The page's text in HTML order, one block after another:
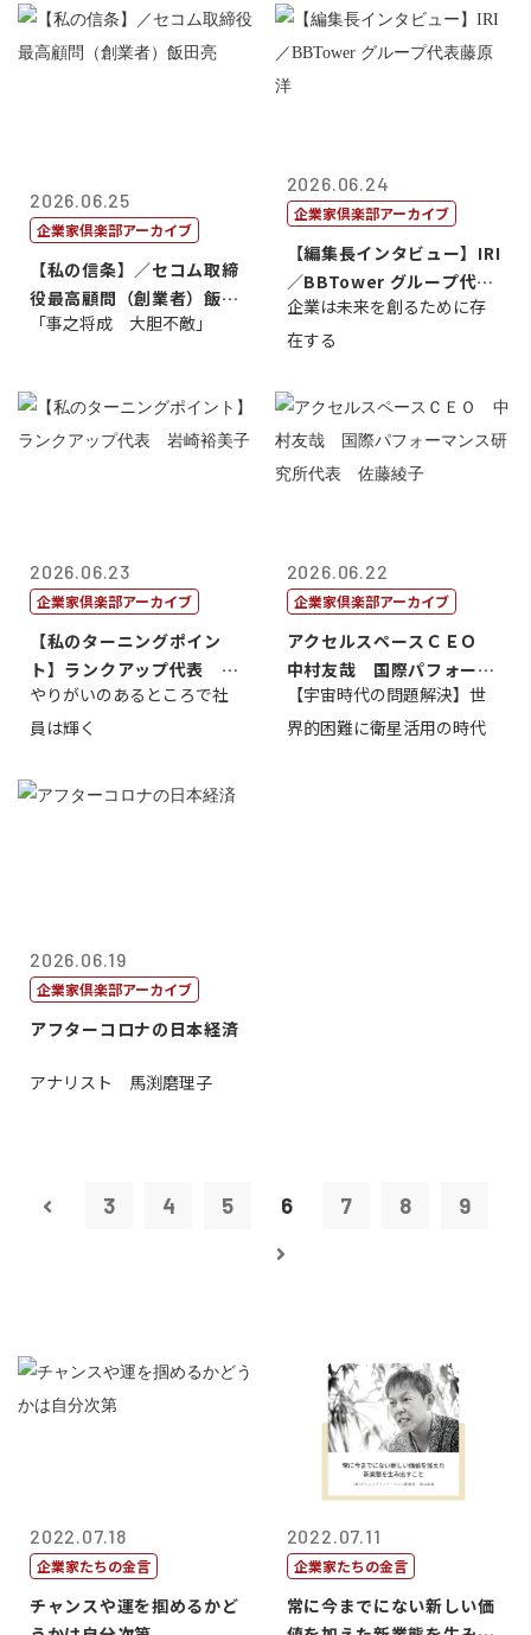
2026.06.25
企業家倶楽部アーカイブ
【私の信条】／セコム取締
役最高顧問（創業者）飯田
亮
「事之将成 大胆不敵」
2026.06.24
企業家倶楽部アーカイブ
【編集長インタビュー】IRI
／BBTower グループ代表
藤...
企業は未来を創るために存
在する
2026.06.23
企業家倶楽部アーカイブ
【私のターニングポイン
ト】ランクアップ代表 岩
崎裕美子
やりがいのあるところで社
員は輝く
2026.06.22
企業家倶楽部アーカイブ
アクセルスペースＣＥＯ
中村友哉 国際パフォーマ
ンス研究所代...
【宇宙時代の問題解決】世
界的困難に衛星活用の時代
2026.06.19
企業家倶楽部アーカイブ
アフターコロナの日本経済
アナリスト 馬渕磨理子
3 4 5 6 7 8 9
2022.07.18
企業家たちの金言
チャンスや運を掴めるかど
2022.07.11
企業家たちの金言
常に今までにない新しい価